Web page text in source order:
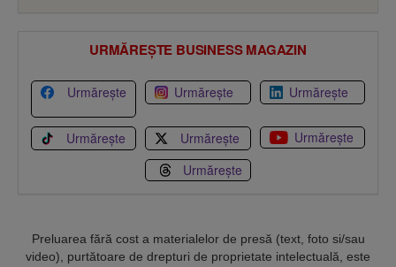
URMĂREȘTE BUSINESS MAGAZIN
Urmărește Urmărește Urmărește
Urmărește Urmărește
Urmărește
Urmărește
Preluarea fără cost a materialelor de presă (text, foto si/sau
video), purtătoare de drepturi de proprietate intelectuală, este